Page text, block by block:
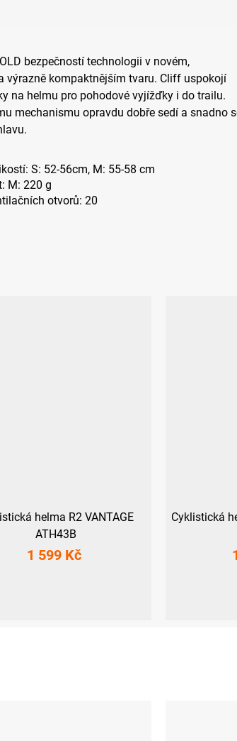
bezpečností technologii v novém,
výrazně kompaktnějším tvaru. Cliff uspokojí
na helmu pro pohodové vyjížďky i do trailu.
mechanismu opravdu dobře sedí a snadno
S: 52-56cm, M: 55-58 cm
M: 220 g
otvorů: 20
helma R2 VANTAGE
ATH43B
1 599 Kč
Cyklistická